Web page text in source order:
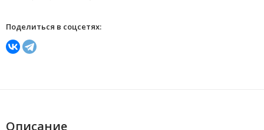
Поделиться в соцсетях:
Описание